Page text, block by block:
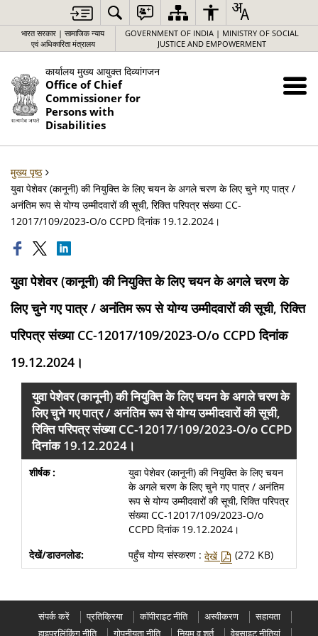
भारत सरकार | सामाजिक न्याय
एवं अधिकारिता मंत्रालय
GOVERNMENT OF INDIA | MINISTRY OF SOCIAL
JUSTICE AND EMPOWERMENT
कार्यालय मुख्य आयुक्त दिव्यांगजन
Office of Chief
Commissioner for
Persons with
Disabilities
मुख्य पृष्ठ
युवा पेशेवर (कानूनी) की नियुक्ति के लिए चयन के अगले चरण के लिए चुने गए पात्र /
अनंतिम रूप से योग्य उम्मीदवारों की सूची, रिक्ति परिपत्र संख्या CC-
12017/109/2023-O/o CCPD दिनांक 19.12.2024।
युवा पेशेवर (कानूनी) की नियुक्ति के लिए चयन के अगले चरण के
लिए चुने गए पात्र / अनंतिम रूप से योग्य उम्मीदवारों की सूची, रिक्ति
परिपत्र संख्या CC-12017/109/2023-O/o CCPD दिनांक
19.12.2024।
युवा पेशेवर (कानूनी) की नियुक्ति के लिए चयन के अगले चरण के
लिए चुने गए पात्र / अनंतिम रूप से योग्य उम्मीदवारों की सूची,
रिक्ति परिपत्र संख्या CC-12017/109/2023-O/o CCPD
दिनांक 19.12.2024।
युवा पेशेवर (कानूनी) की नियुक्ति के लिए चयन
के अगले चरण के लिए चुने गए पात्र / अनंतिम
रूप से योग्य उम्मीदवारों की सूची, रिक्ति परिपत्र
संख्या CC-12017/109/2023-O/o
CCPD दिनांक 19.12.2024।
पहुँच योग्य संस्करण : देखें (272 KB)
संपर्क करें प्रतिक्रिया कॉपीराइट नीति अस्वीकरण
सहायता
हाइपरलिंकिंग नीति
गोपनीयता नीति नियम व शर्त वेबसाइट नीतियां